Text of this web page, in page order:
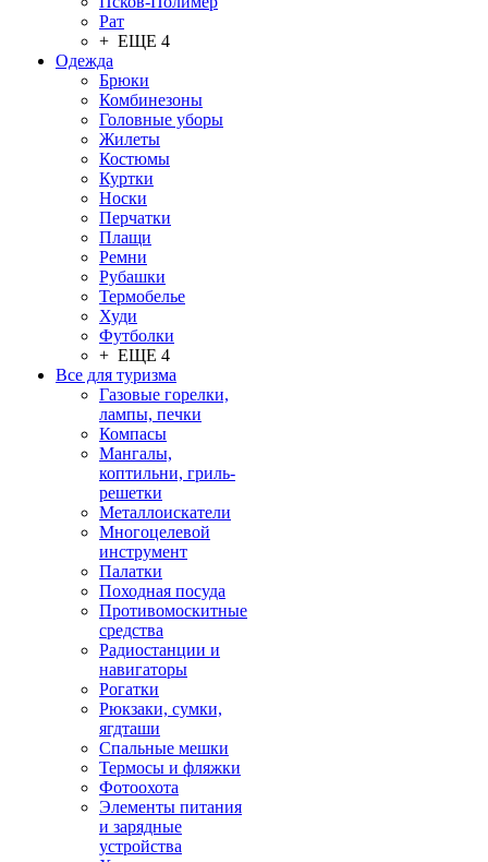
Рат
+ ЕЩЕ 4
Одежда
Брюки
Комбинезоны
Головные уборы
Жилеты
Костюмы
Куртки
Носки
Перчатки
Плащи
Ремни
Рубашки
Термобелье
Худи
Футболки
+ ЕЩЕ 4
Все для туризма
Газовые горелки,
лампы, печки
Компасы
Мангалы,
коптильни, гриль-
решетки
Металлоискатели
Многоцелевой
инструмент
Палатки
Походная посуда
Противомоскитные
средства
Радиостанции и
навигаторы
Рогатки
Рюкзаки, сумки,
ягдташи
Спальные мешки
Термосы и фляжки
Фотоохота
Элементы питания
и зарядные
устройства